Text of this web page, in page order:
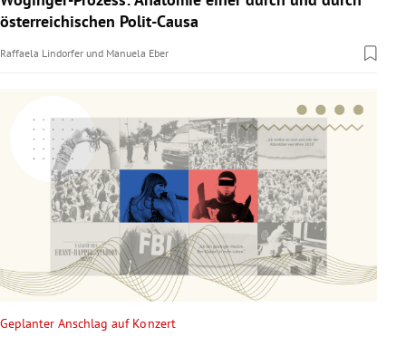
österreichischen Polit-Causa
Raffaela Lindorfer und Manuela Eber
Geplanter Anschlag auf Konzert